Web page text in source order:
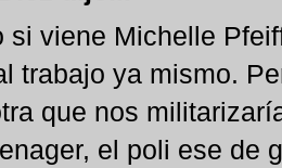
si viene Michelle
trabajo ya mismo.
que nos
el poli ese de